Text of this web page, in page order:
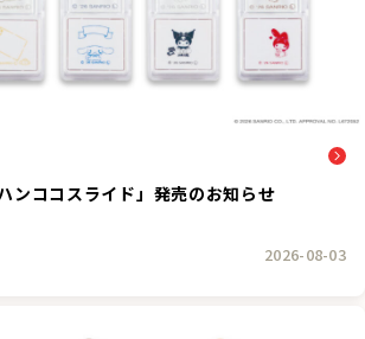
ンココスライド」発売のお知らせ
2026-08-03